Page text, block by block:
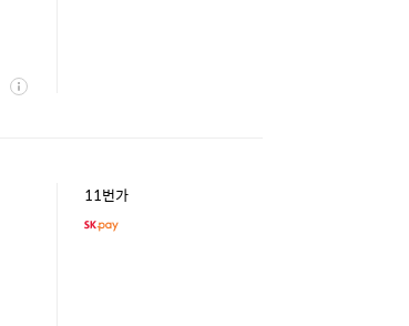
상
11번가